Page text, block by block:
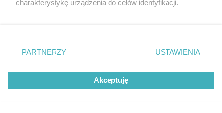
© 2026 Grupa ZPR Media
charakterystykę urządzenia do celów identyfikacji.
zmienić/wycofać klikając przycisk ustawień prywatności
znajdujący się w lewym dolnym rogu strony
rodzaje przetwarzania danych nie wymagają zgody
użytkownika, ale masz prawo sprzeciwić się takiemu
przetwarzaniu. Preferencje będą miały zastosowanie tylko
PARTNERZY USTAWIENIA
Akceptuję